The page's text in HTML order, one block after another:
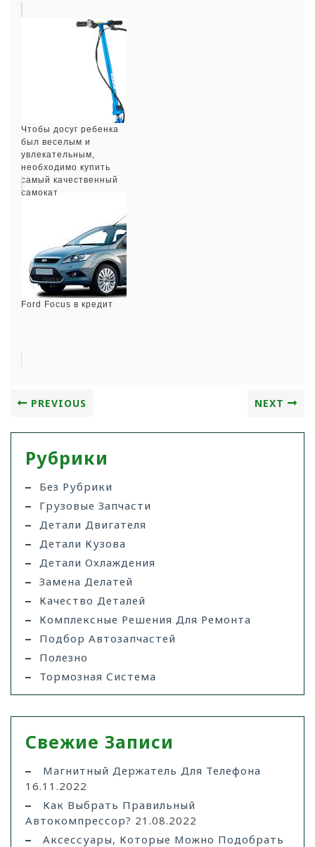
Чтобы досуг ребенка
был веселым и
увлекательным,
необходимо купить
самый качественный
самокат
Ford Focus в кредит
PREVIOUS NEXT
Рубрики
Без Рубрики
Грузовые Запчасти
Детали Двигателя
Детали Кузова
Детали Охлаждения
Замена Делатей
Качество Деталей
Комплексные Решения Для Ремонта
Подбор Автозапчастей
Полезно
Тормозная Система
Свежие Записи
Магнитный Держатель Для Телефона
16.11.2022
Как Выбрать Правильный
Автокомпрессор? 21.08.2022
Аксессуары, Которые Можно Подобрать